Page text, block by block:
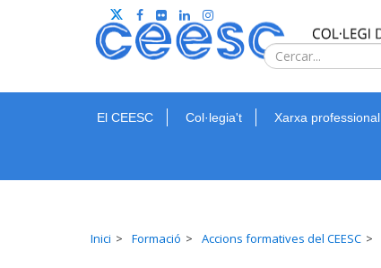
El CEESC Col·legia't Xarxa professional
Inici Formació Accions formatives del CEESC